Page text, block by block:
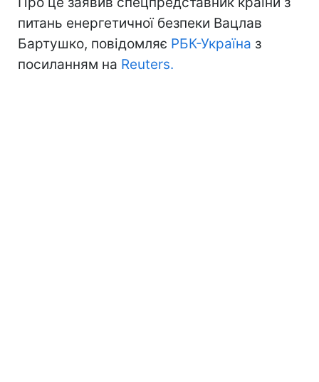
питань енергетичної безпеки Вацлав
Бартушко, повідомляє РБК-Україна з
посиланням на Reuters.